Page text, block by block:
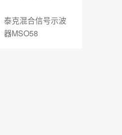
泰克混合信号示波
器MSO58